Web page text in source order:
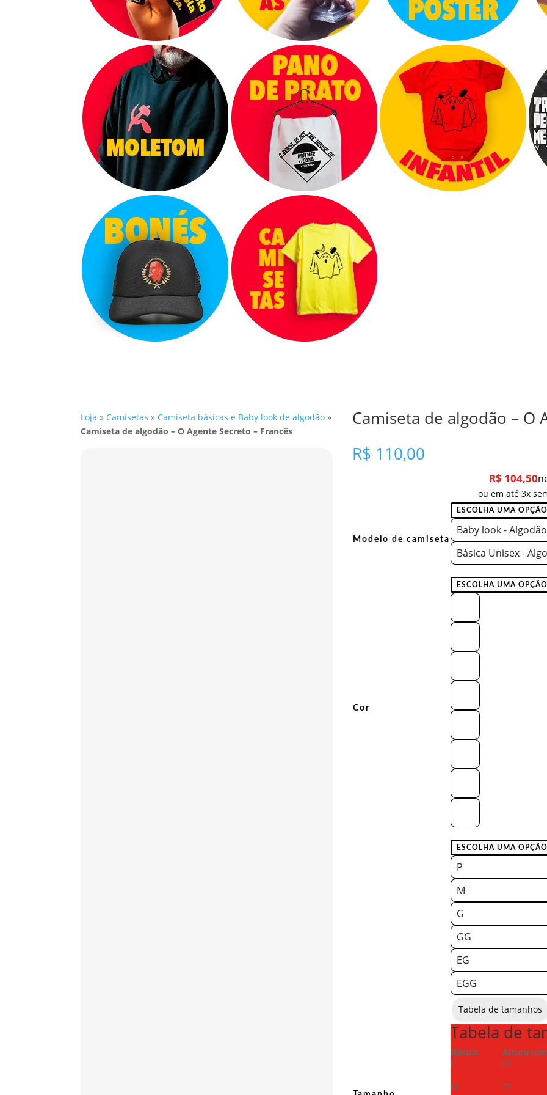
Loja » Camisetas » Camiseta básicas e Baby look de algodão »
Camiseta de algodão – O Agente Secreto – Francês
Camiseta de algodão – O
R$ 110,00
R$ 104,50
ou em até 3x
Modelo de camiseta
Baby look - Algodão
Básica Unisex -
Cor
P
M
G
GG
EG
EGG
Tabela de tamanhos
Tabela de
Básica
Altura
P
69
M
71